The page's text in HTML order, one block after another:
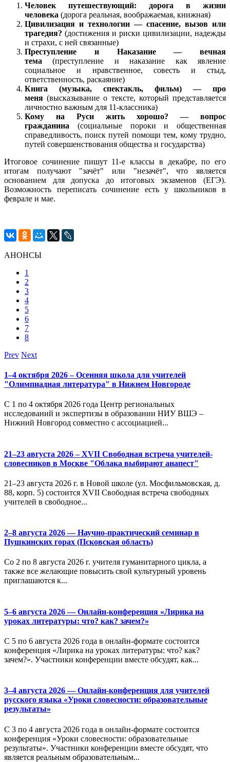
Человек путешествующий: дорога в жизни
человека (дорога реальная, воображаемая, книжная)
Цивилизация и технологии — спасение, вызов или
трагедия? (достижения и риски цивилизации, надежды
и страхи, с ней связанные)
Преступление и Наказание — вечная
тема (преступление и наказание как явление
социальное и нравственное, совесть и стыд,
ответственность, раскаяние)
Книга (музыка, спектакль, фильм) — про
меня(высказывание о тексте, который представляется
личностно важным для 11-классника)
Кому на Руси жить хорошо? — вопрос
гражданина (социальные пороки и общественная
справедливость, поиск путей помощи тем, кому трудно,
путей совершенствования общества и государства)
Итоговое сочинение пишут 11-е классы в декабре, по его
итогам получают "зачёт" или "незачёт", что является
основанием для допуска до итоговых экзаменов (ЕГЭ).
Возможность переписать сочинение есть у школьников в
феврале и мае.
АНОНСЫ
1
2
3
4
5
6
7
8
Prev Next
1–4 октября 2026 – Осенняя школа для учителей
"Олимпиадная литература" в Нижнем Новгороде
С 1 по 4 октября 2026 года Центр региональных
исследований и экспертизы в образовании НИУ ВШЭ –
Нижний Новгород совместно с ассоциацией...
21–23 августа 2026 – XVII Свободная встреча учителей-
словесников в Москве "Облака выбирают анапест"
21–23 августа 2026 г. в Новой школе (ул. Мосфильмовская, д.
88, корп. 5) состоится XVII Свободная встреча свободных
учителей в свободное...
2–8 августа 2026 — Научно-практический семинар в
Пушкинских горах (Псковская область)
Со 2 по 8 августа 2026 г. учителя гуманитарного цикла, а
также все желающие повысить свой культурный уровень
приглашаются к...
5–6 августа 2026 — Онлайн-конференция «Лирика на
уроках литературы: что? как? зачем?»
С 5 по 6 августа 2026 года в онлайн-формате состоится
конференция «Лирика на уроках литературы: что? как?
зачем?». Участники конференции вместе обсудят, как...
3–4 августа 2026 — Онлайн-конференция для учителей
русского языка «Уроки словесности: образовательные
результаты»
С 3 по 4 августа 2026 года в онлайн-формате состоится
конференция «Уроки словесности: образовательные
результаты». Участники конференции вместе обсудят, что
является реальным образовательным...